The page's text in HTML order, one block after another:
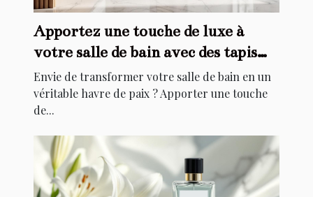
Apportez une touche de luxe à
votre salle de bain avec des tapis
élégants
Envie de transformer votre salle de bain en un
véritable havre de paix ? Apporter une touche
de...